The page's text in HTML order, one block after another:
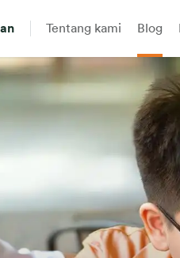
Tentang kami Blog